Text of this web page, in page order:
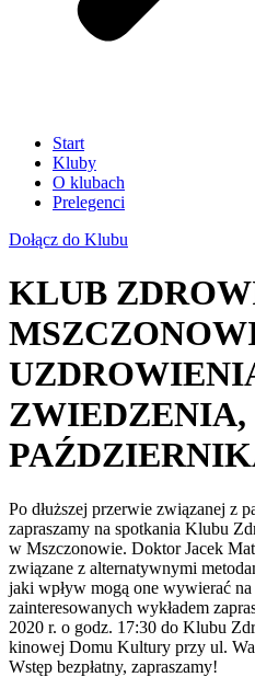
Start
Kluby
O klubach
Prelegenci
Dołącz do Klubu
KLUB
ZWIEDZENIA,
Po dłuższej przerwie związanej z
zapraszamy na spotkania Klubu
w Mszczonowie. Doktor Jacek
związane z alternatywnymi
jaki wpływ mogą one wywierać
zainteresowanych wykładem
2020 r. o godz. 17:30 do Klubu
kinowej Domu Kultury przy ul.
Wstęp bezpłatny, zapraszamy!